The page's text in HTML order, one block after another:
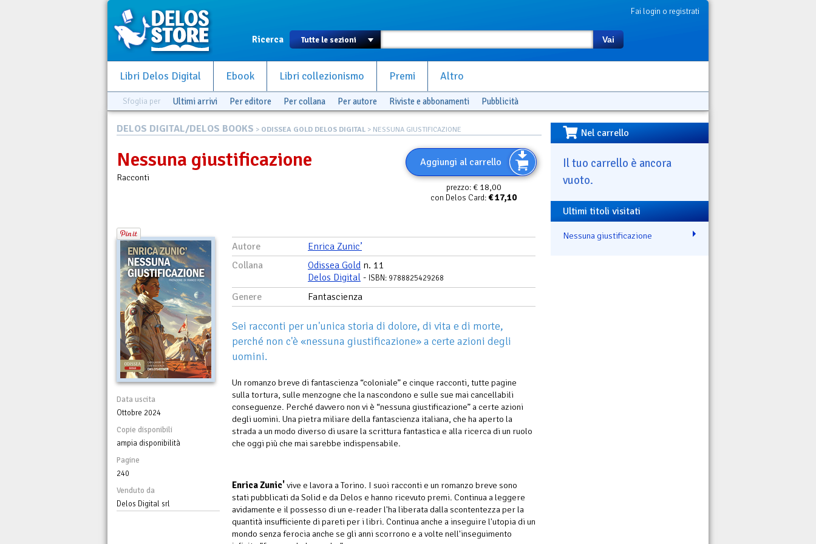
Fai login o registrati
Ricerca Vai
Libri Delos Digital Ebook Libri collezionismo Premi Altro
Sfoglia per Ultimi arrivi Per editore Per collana Per autore Riviste e abbonamenti Pubblicità
DELOS DIGITAL/DELOS BOOKS > ODISSEA GOLD DELOS DIGITAL > NESSUNA GIUSTIFICAZIONE
Aggiungi al carrello
prezzo:€ 18,00
con Delos Card: €17,10
Nessuna giustificazione
Racconti
Data uscita
Ottobre 2024
Copie disponibili
ampia disponibilità
Pagine
240
Venduto da
Delos Digital srl
Autore
Enrica Zunic’
Collana
Odissea Gold n. 11
Delos Digital - ISBN: 9788825429268
Genere Fantascienza
Sei racconti per un'unica storia di dolore, di vita e di morte,
perché non c'è «nessuna giustificazione» a certe azioni degli
uomini.
Un romanzo breve di fantascienza “coloniale” e cinque racconti, tutte pagine
sulla tortura, sulle menzogne che la nascondono e sulle sue mai cancellabili
conseguenze. Perché davvero non vi è “nessuna giustificazione” a certe azioni
degli uomini. Una pietra miliare della fantascienza italiana, che ha aperto la
strada a un modo diverso di usare la scrittura fantastica e alla ricerca di un ruolo
che oggi più che mai sarebbe indispensabile.
Enrica Zunic'vive e lavora a Torino. I suoi racconti e un romanzo breve sono
stati pubblicati da Solid e da Delos e hanno ricevuto premi. Continua a leggere
avidamente e il possesso di un e-reader l'ha liberata dalla scontentezza per la
quantità insufficiente di pareti per i libri. Continua anche a inseguire l'utopia di un
mondo senza ferocia anche se gli anni scorrono e a volte nell'inseguimento
Nel carrello
Il tuo carrello è ancora
vuoto.
Ultimi titoli visitati
Nessuna giustificazione